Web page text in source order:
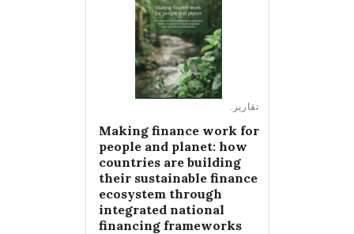
تقارير .
Making finance work for
people and planet: how
countries are building
their sustainable finance
ecosystem through
integrated national
financing frameworks